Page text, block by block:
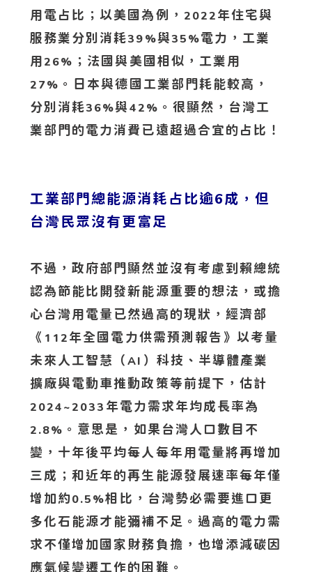
用電占比；以美國為例， 2022 年住宅與
服務業分別消耗39%與35%電力，工業
用26% ；法國與美國相似，工業用
27% 。日本與德國工業部門耗能較高，
分別消耗36%與 42% 。很顯然，台灣工
業部門的電力消費已遠超過合宜的占比！
工業部門總能源消耗占比逾6成，但
台灣民眾沒有更富足
不過，政府部門顯然並沒有考慮到賴總統
認為節能比開發新能源重要的想法，或擔
心台灣用電量已然過高的現狀，經濟部
《 112 年全國電力供需預測報告》以考量
未來人工智慧（AI ）科技、半導體產業
擴廠與電動車推動政策等前提下，估計
2024~2033 年電力需求年均成長率為
2.8% 。意思是，如果台灣人口數目不
變，十年後平均每人每年用電量將再增加
三成；和近年的再生能源發展速率每年僅
增加約0.5%相比，台灣勢必需要進口更
多化石能源才能彌補不足。過高的電力需
求不僅增加國家財務負擔，也增添減碳因
應氣候變遷工作的困難。